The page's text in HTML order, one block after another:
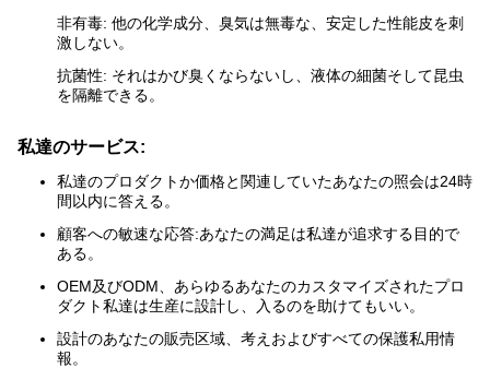
非有毒: 他の化学成分、臭気は無毒な、安定した性能皮を刺
激しない。
抗菌性: それはかび臭くならないし、液体の細菌そして昆虫
を隔離できる。
私達のサービス:
私達のプロダクトか価格と関連していたあなたの照会は24時
間以内に答える。
顧客への敏速な応答:あなたの満足は私達が追求する目的で
ある。
OEM及びODM、あらゆるあなたのカスタマイズされたプロ
ダクト私達は生産に設計し、入るのを助けてもいい。
設計のあなたの販売区域、考えおよびすべての保護私用情
報。